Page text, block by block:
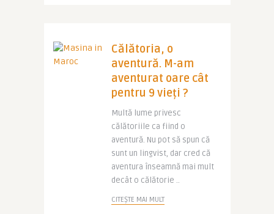
Călătoria, o
aventură. M-am
aventurat oare cât
pentru 9 vieți ?
Multă lume privesc
călătoriile ca fiind o
aventură. Nu pot să spun că
sunt un lingvist, dar cred că
aventura înseamnă mai mult
decât o călătorie ..
CITEȘTE MAI MULT